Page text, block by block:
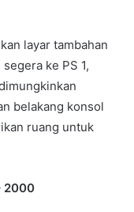
layar tambahan
ke PS 1,
belakang konsol
ruang untuk
2000